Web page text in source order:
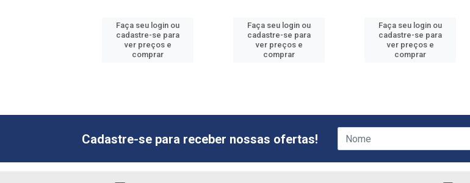
Faça seu login ou
cadastre-se para
ver preços e
comprar
Faça seu login ou
cadastre-se para
ver preços e
comprar
Faça seu login ou
cadastre-se para
ver preços e
comprar
Cadastre-se para receber nossas ofertas!